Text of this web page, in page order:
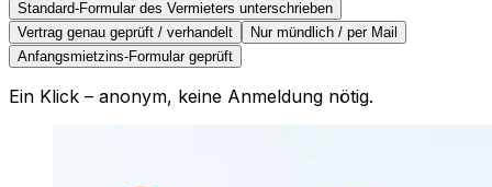
Standard-Formular des Vermieters unterschrieben
Vertrag genau geprüft / verhandelt
Nur mündlich / per Mail
Anfangsmietzins-Formular geprüft
Ein Klick – anonym, keine Anmeldung nötig.